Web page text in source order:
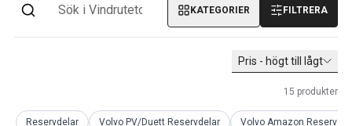
Volvo PV/Duett Reservdelar
PV/Duett Karosseri
KATEGORIER FILTRERA
Pris - högt till lågt
15 produkter
Reservdelar Volvo PV/Duett Reservdelar Volvo Amazon